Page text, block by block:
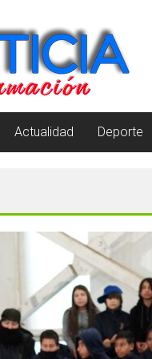
Actualidad Deporte